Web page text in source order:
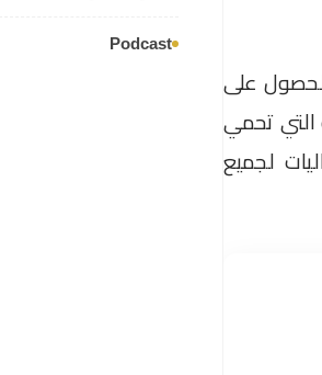
على
التي تحمي
لجميع
Podcast